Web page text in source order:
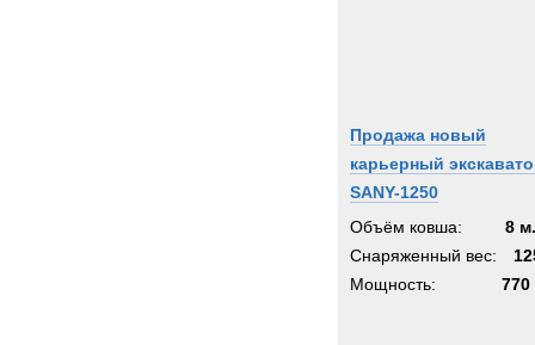
Продажа новый
карьерный
SANY-1250
Объём ковша:
8
Снаряженный вес:
Мощность:
770